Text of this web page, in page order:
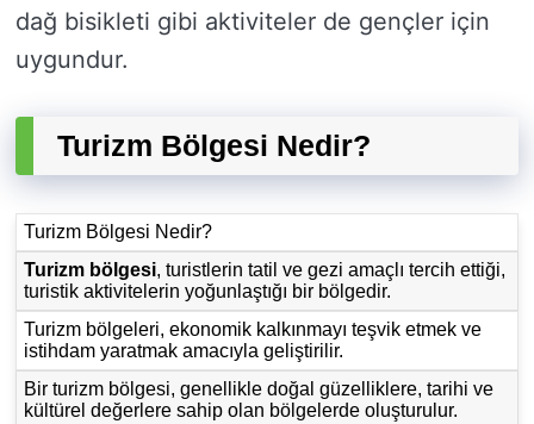
dağ bisikleti gibi aktiviteler de gençler için
uygundur.
Turizm Bölgesi Nedir?
Turizm Bölgesi Nedir?
Turizm bölgesi, turistlerin tatil ve gezi amaçlı tercih ettiği,
turistik aktivitelerin yoğunlaştığı bir bölgedir.
Turizm bölgeleri, ekonomik kalkınmayı teşvik etmek ve
istihdam yaratmak amacıyla geliştirilir.
Bir turizm bölgesi, genellikle doğal güzelliklere, tarihi ve
kültürel değerlere sahip olan bölgelerde oluşturulur.